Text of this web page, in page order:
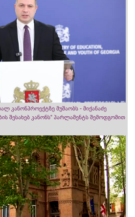
კანონპროექტზე მუშაობს - მიქანაძე
შესახებ კანონს“ პარლამენტს შემოდგომით